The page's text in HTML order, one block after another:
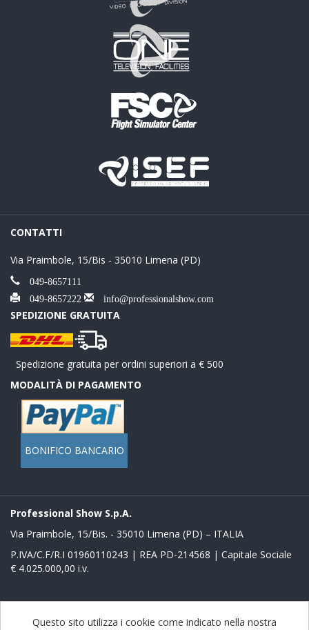
CONTATTI
Via Praimbole, 15/Bis - 35010 Limena (PD)
049-8657111
049-8657222
info@professionalshow.com
SPEDIZIONE GRATUITA
Spedizione gratuita per ordini superiori a € 500
MODALITÀ DI PAGAMENTO
BONIFICO BANCARIO
Professional Show S.p.A.
Via Praimbole, 15/Bis. - 35010 Limena (PD) – ITALIA
P.IVA/C.F/R.I 01960110243 | REA PD-214568 | Capitale Sociale
€ 4.025.000,00 i.v.
Powered bynopCommerce
Questo sito utilizza i cookie come indicato nella nostra